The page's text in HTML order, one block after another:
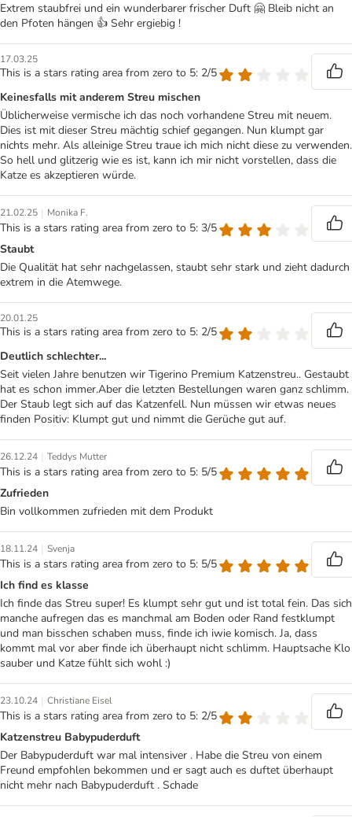
Extrem staubfrei und ein wunderbarer frischer Duft 🤗 Bleib nicht an
den Pfoten hängen 👍 Sehr ergiebig !
17.03.25
This is a stars rating area from zero to 5: 2/5
Keinesfalls mit anderem Streu mischen
Üblicherweise vermische ich das noch vorhandene Streu mit neuem.
Dies ist mit dieser Streu mächtig schief gegangen. Nun klumpt gar
nichts mehr. Als alleinige Streu traue ich mich nicht diese zu verwenden.
So hell und glitzerig wie es ist, kann ich mir nicht vorstellen, dass die
Katze es akzeptieren würde.
21.02.25 | Monika F.
This is a stars rating area from zero to 5: 3/5
Staubt
Die Qualität hat sehr nachgelassen, staubt sehr stark und zieht dadurch
extrem in die Atemwege.
20.01.25
This is a stars rating area from zero to 5: 2/5
Deutlich schlechter...
Seit vielen Jahre benutzen wir Tigerino Premium Katzenstreu.. Gestaubt
hat es schon immer.Aber die letzten Bestellungen waren ganz schlimm.
Der Staub legt sich auf das Katzenfell. Nun müssen wir etwas neues
finden Positiv: Klumpt gut und nimmt die Gerüche gut auf.
26.12.24 | Teddys Mutter
This is a stars rating area from zero to 5: 5/5
Zufrieden
Bin vollkommen zufrieden mit dem Produkt
18.11.24 | Svenja
This is a stars rating area from zero to 5: 5/5
Ich find es klasse
Ich finde das Streu super! Es klumpt sehr gut und ist total fein. Das sich
manche aufregen das es manchmal am Boden oder Rand festklumpt
und man bisschen schaben muss, finde ich iwie komisch. Ja, dass
kommt mal vor aber finde ich überhaupt nicht schlimm. Hauptsache Klo
sauber und Katze fühlt sich wohl :)
23.10.24 | Christiane Eisel
This is a stars rating area from zero to 5: 2/5
Katzenstreu Babypuderduft
Der Babypuderduft war mal intensiver . Habe die Streu von einem
Freund empfohlen bekommen und er sagt auch es duftet überhaupt
nicht mehr nach Babypuderduft . Schade